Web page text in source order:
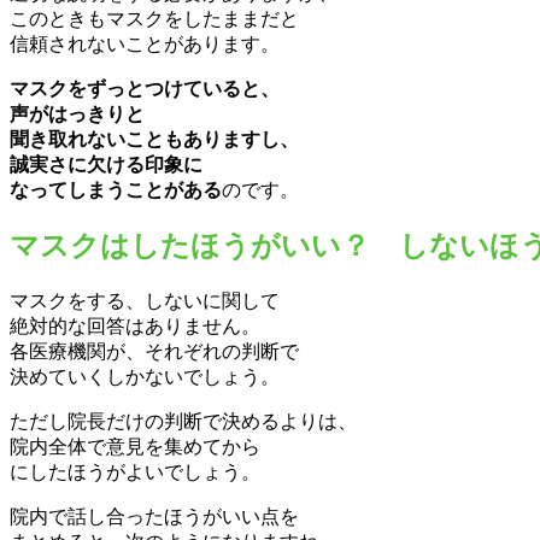
このときもマスクをしたままだと
信頼されないことがあります。
マスクをずっとつけていると、
声がはっきりと
聞き取れないこともありますし、
誠実さに欠ける印象に
なってしまうことがあるのです。
マスクはしたほうがいい？ しないほ
マスクをする、しないに関して
絶対的な回答はありません。
各医療機関が、それぞれの判断で
決めていくしかないでしょう。
ただし院長だけの判断で決めるよりは、
院内全体で意見を集めてから
にしたほうがよいでしょう。
院内で話し合ったほうがいい点を